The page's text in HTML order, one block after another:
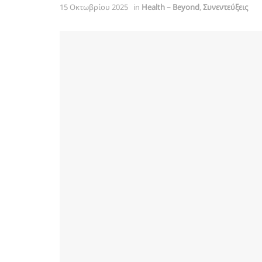
15 Οκτωβρίου 2025 in Health – Beyond, Συνεντεύξεις